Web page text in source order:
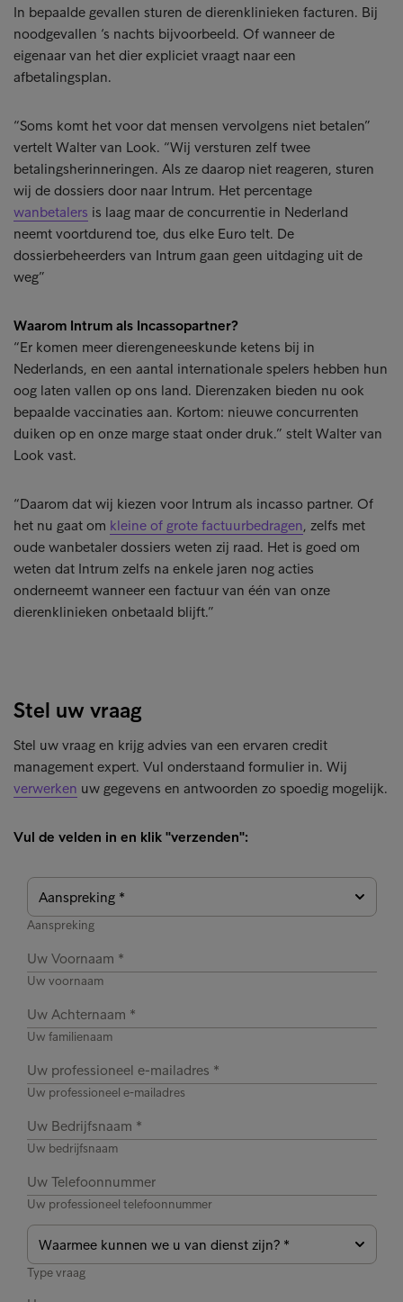
In bepaalde gevallen sturen de dierenklinieken facturen. Bij
noodgevallen ‘s nachts bijvoorbeeld. Of wanneer de
eigenaar van het dier expliciet vraagt naar een
afbetalingsplan.
“Soms komt het voor dat mensen vervolgens niet betalen”
vertelt Walter van Look. “Wij versturen zelf twee
betalingsherinneringen. Als ze daarop niet reageren, sturen
wij de dossiers door naar Intrum. Het percentage
wanbetalers is laag maar de concurrentie in Nederland
neemt voortdurend toe, dus elke Euro telt. De
dossierbeheerders van Intrum gaan geen uitdaging uit de
weg”
Waarom Intrum als Incassopartner?
“Er komen meer dierengeneeskunde ketens bij in
Nederlands, en een aantal internationale spelers hebben hun
oog laten vallen op ons land. Dierenzaken bieden nu ook
bepaalde vaccinaties aan. Kortom: nieuwe concurrenten
duiken op en onze marge staat onder druk.” stelt Walter van
Look vast.
“Daarom dat wij kiezen voor Intrum als incasso partner. Of
het nu gaat om kleine of grote factuurbedragen, zelfs met
oude wanbetaler dossiers weten zij raad. Het is goed om
weten dat Intrum zelfs na enkele jaren nog acties
onderneemt wanneer een factuur van één van onze
dierenklinieken onbetaald blijft.”
Stel uw vraag
Stel uw vraag en krijg advies van een ervaren credit
management expert. Vul onderstaand formulier in. Wij
verwerken uw gegevens en antwoorden zo spoedig mogelijk.
Vul de velden in en klik "verzenden":